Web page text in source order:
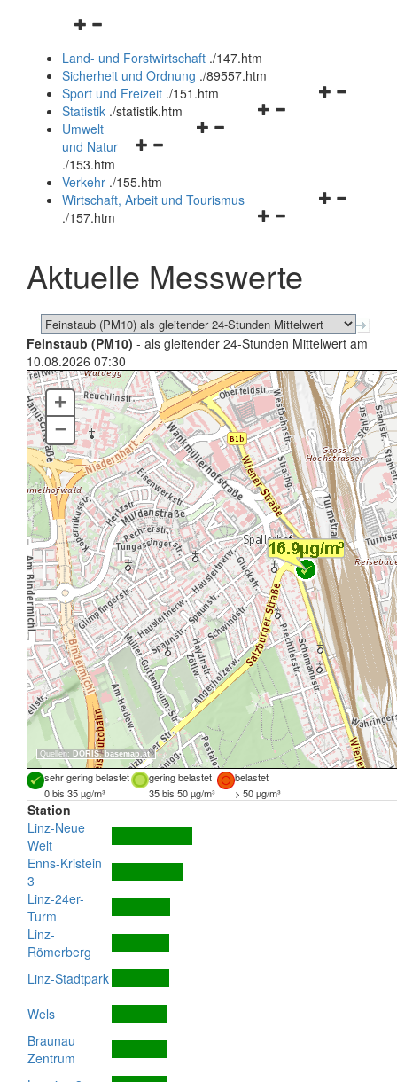
Navigationsmenü
und
schließen
Land- und Forstwirtschaft ./147.htm
Sicherheit und Ordnung ./89557.htm
Navigationsmenü
Sport und Freizeit ./151.htm
Navigationsmenü
Statistik ./statistik.htm
Navigationsmenü
und
schließen
Umwelt
und Natur
./153.htm
Verkehr ./155.htm
Navigationsmenü
schließen
Wirtschaft, Arbeit und Tourismus
./157.htm
Aktuelle Messwerte
Feinstaub (PM10) - als gleitender 24-Stunden Mittelwert am
10.08.2026 07:30
Quellen: DORIS, basemap.at
+
–
sehr gering belastet gering belastet
belastet
0 bis 35 µg/m³
35 bis 50 µg/m³ > 50 µg/m³
Station
Linz-Neue
Welt
Enns-Kristein
3
Linz-24er-
Turm
Linz-
Römerberg
Linz-Stadtpark
Wels
Braunau
Zentrum